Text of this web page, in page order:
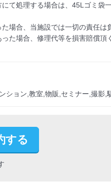
て処理する場合は、45Lゴミ袋
場合、当施設では一切の責任は
た場合、修理代等を損害賠償頂
ション,教室,物販,セミナー,撮影,
する